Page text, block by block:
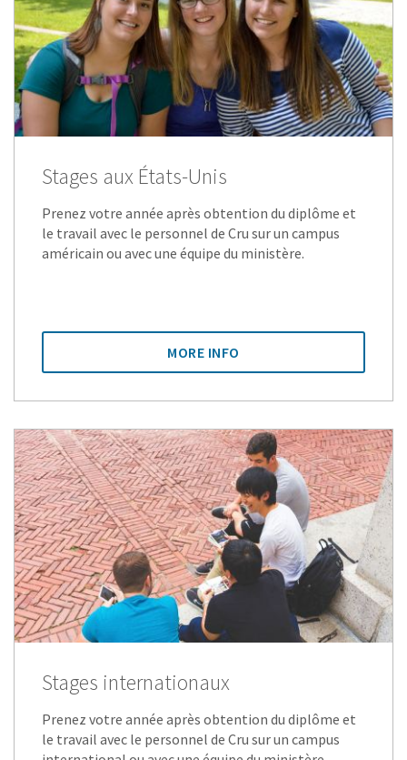
Stages aux États-Unis
Prenez votre année après obtention du diplôme et
le travail avec le personnel de Cru sur un campus
américain ou avec une équipe du ministère.
MORE INFO
Stages internationaux
Prenez votre année après obtention du diplôme et
le travail avec le personnel de Cru sur un campus